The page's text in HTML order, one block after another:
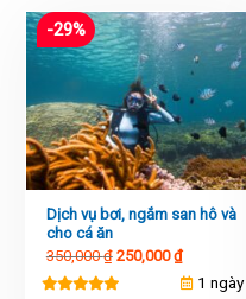
-29%
Dịch vụ bơi, ngắm san hô và
cho cá ăn
350,000₫ 250,000₫
1 ngày